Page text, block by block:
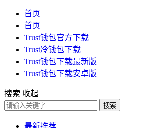
首页
首页
Trust钱包官方下载
Trust冷钱包下载
Trust钱包下载最新版
Trust钱包下载安卓版
搜索 收起
搜索
最新推荐